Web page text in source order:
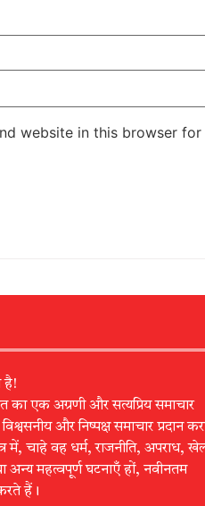
website in this browser
है!
एक अग्रणी और सत्यप्रिय समाचार
और निष्पक्ष समाचार प्रदान
में, चाहे वह धर्म, राजनीति, अपराध,
अन्य महत्वपूर्ण घटनाएँ हों, नवीनतम
हैं।